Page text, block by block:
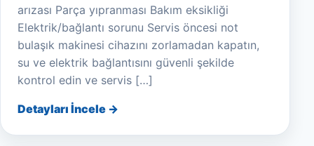
arızası Parça yıpranması Bakım eksikliği
Elektrik/bağlantı sorunu Servis öncesi not
bulaşık makinesi cihazını zorlamadan kapatın,
su ve elektrik bağlantısını güvenli şekilde
kontrol edin ve servis […]
Detayları İncele →